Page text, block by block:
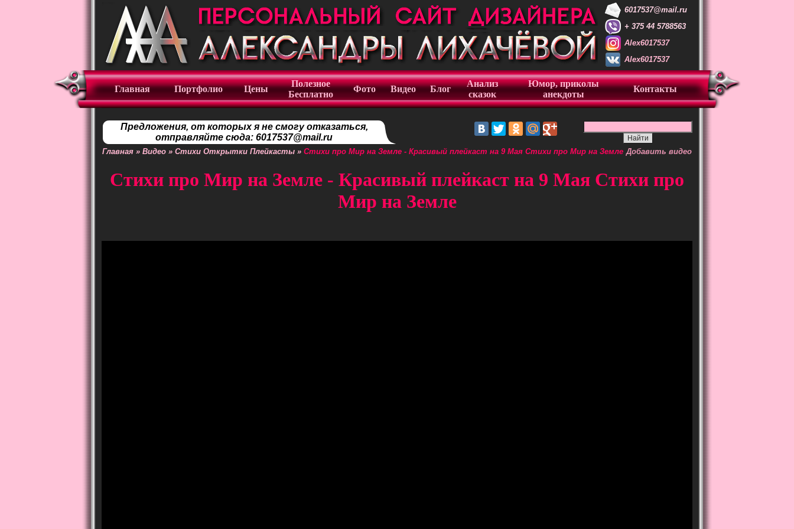
6017537@mail.ru
+ 375 44 5788563
Alex6017537
Alex6017537
Главная Портфолио Цены
Полезное
Бесплатно
Фото Видео Блог
Анализ
сказок
Юмор, приколы
анекдоты
Контакты
Предложения, от которых я не смогу отказаться,
отправляйте сюда: 6017537@mail.ru
Главная » Видео » Стихи Открытки Плейкасты » Стихи про Мир на Земле - Красивый плейкаст на 9 Мая Стихи про Мир на Земле Добавить видео
Стихи про Мир на Земле - Красивый плейкаст на 9 Мая Стихи про
Мир на Земле